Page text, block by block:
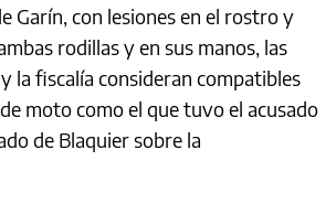
Garín, con lesiones en el rostro y
rodillas y en sus manos, las
la fiscalía consideran compatibles
moto como el que tuvo el acusado
de Blaquier sobre la